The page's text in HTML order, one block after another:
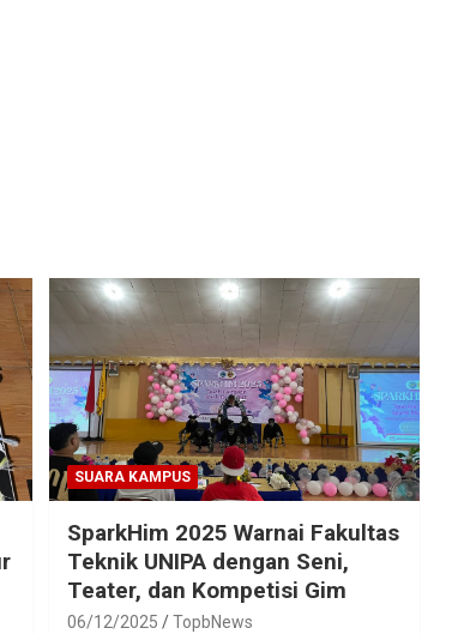
SUARA KAMPUS
SparkHim 2025 Warnai Fakultas
Teknik UNIPA dengan Seni,
Teater, dan Kompetisi Gim
06/12/2025 TopbNews